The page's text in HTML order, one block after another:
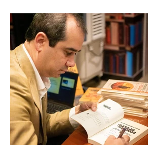
Under 21 por tercer año consecutivo,
formando parte una vez más de la
selección anual de la publicación que
destaca a los artistas menores de 21 años
más influyentes de la industria musical.
Este reconocimiento reaf